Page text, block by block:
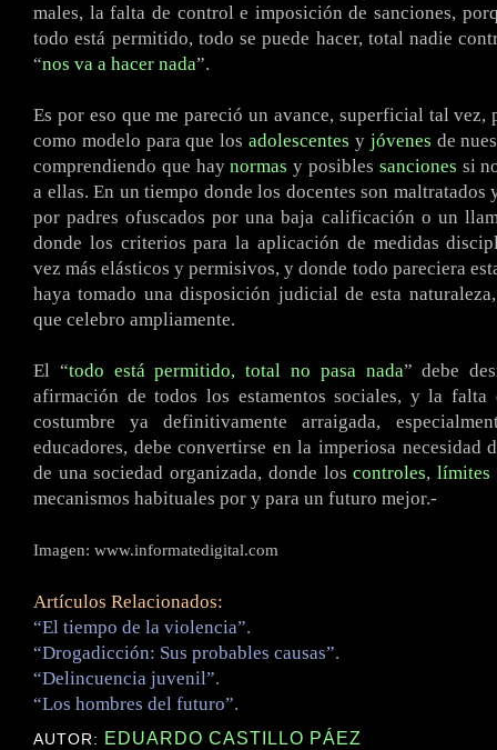
males, la falta de control e imposición de sanciones,
todo está permitido, todo se puede hacer, total nadie
“nos va a hacer nada”.
Es por eso que me pareció un avance, superficial tal
como modelo para que losadolescentes y jóvenes de
comprendiendo que haynormas y posibles sanciones si
a ellas. En un tiempo donde los docentes son maltratados
por padres ofuscados por una baja calificación o un
donde los criterios para la aplicación de medidas
vez más elásticos y permisivos, y donde todo pareciera
haya tomado una disposición judicial de esta
que celebro ampliamente.
El “todo está permitido, total no pasa nada” debe
afirmación de todos los estamentos sociales, y la falta
costumbre ya definitivamente arraigada,
educadores, debe convertirse en la imperiosa necesidad
de una sociedad organizada, donde loscontroles, límites
mecanismos habituales por y para un futuro mejor.-
Imagen: www.informatedigital.com
Artículos Relacionados:
“El tiempo de la violencia”.
“Drogadicción: Sus probables causas”.
“Delincuencia juvenil”.
“Los hombres del futuro”.
AUTOR: EDUARDO CASTILLO PÁEZ